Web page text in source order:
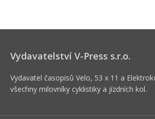
Vydavatelství V-Press s.r.o.
Vydavatel časopisů Velo, 53 x 11 a
všechny milovníky cyklistiky a jízdních kol.